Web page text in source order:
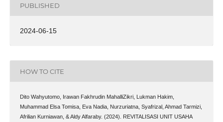
PUBLISHED
2024-06-15
HOW TO CITE
Dito Wahyutomo, Irawan Fakhrudin MahalliZikri, Lukman Hakim,
Muhammad Elsa Tomisa, Eva Nadia, Nurzuriatna, Syafrizal, Ahmad Tarmizi,
Afrilian Kurniawan, & Aldy Alfaraby. (2024). REVITALISASI UNIT USAHA